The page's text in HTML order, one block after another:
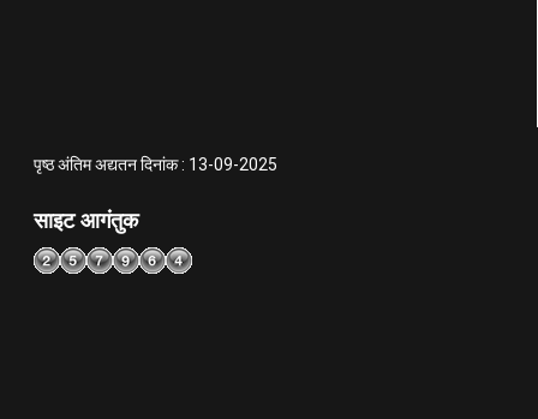
पृष्ठ अंतिम अद्यतन दिनांक : 13-09-2025
साइट आगंतुक